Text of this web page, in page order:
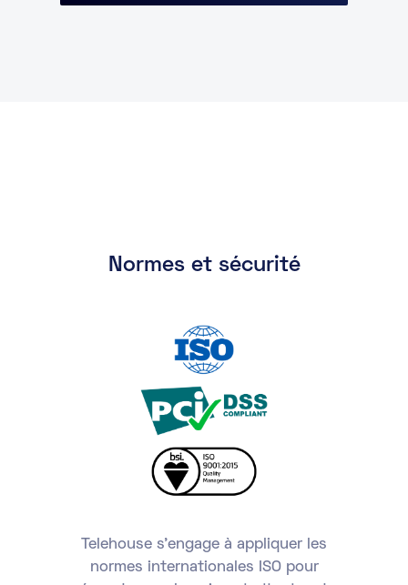
Normes et sécurité
Telehouse s'engage à appliquer les
normes internationales ISO pour